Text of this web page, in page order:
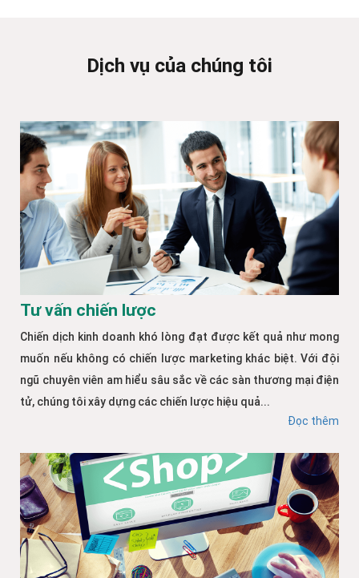
Dịch vụ của chúng tôi
Tư vấn chiến lược
Chiến dịch kinh doanh khó lòng đạt được kết quả như mong
muốn nếu không có chiến lược marketing khác biệt. Với đội
ngũ chuyên viên am hiểu sâu sắc về các sàn thương mại điện
tử, chúng tôi xây dựng các chiến lược hiệu quả...
Đọc thêm